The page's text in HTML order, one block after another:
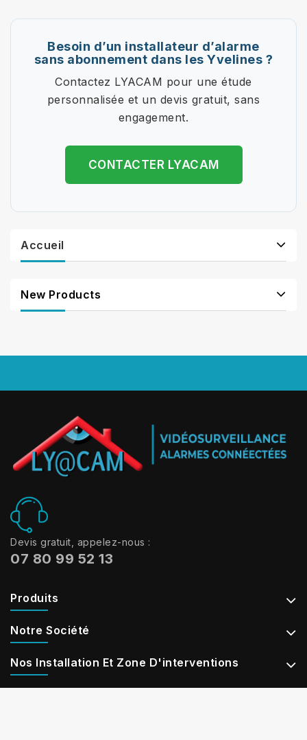
Besoin d’un installateur d’alarme
sans abonnement dans les Yvelines ?
Contactez LYACAM pour une étude
personnalisée et un devis gratuit, sans
engagement.
CONTACTER LYACAM
Accueil
New Products
Devis gratuit, appelez-nous :
07 80 99 52 13
Produits
Notre Société
Nos Installation Et Zone D'interventions